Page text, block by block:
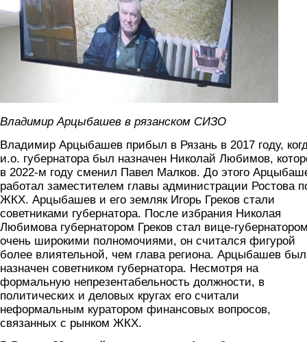
Владимир Арцыбашев в рязанском СИЗО
Владимир Арцыбашев прибыл в Рязань в 2017 году,
и.о. губернатора был назначен Николай Любимов,
в 2022-м году сменил Павел Малков. До этого
работал заместителем главы администрации Ростова
ЖКХ. Арцыбашев и его земляк Игорь Греков стали
советниками губернатора. После избрания Николая
Любимова губернатором Греков стал вице-
очень широкими полномочиями, он считался фигурой
более влиятельной, чем глава региона. Арцыбашев был
назначен советником губернатора. Несмотря на
формальную непрезентабельность должности, в
политических и деловых кругах его считали
неформальным куратором финансовых вопросов,
связанных с рынком ЖКХ.